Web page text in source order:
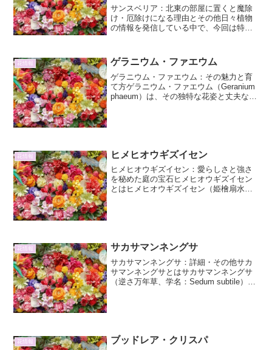
サンスベリア：北東の部屋に置くと魔除
け・厄除けになる理由とその他日々植物
の情報を発信している中で、今回は特に
魔除け・厄除けになる」という伝承の理
由について、詳細に解説い...
花情報 ゲラニウム・ファエウム
ゲラニウム・ファエウム：その魅力と育
て方ゲラニウム・ファエウム（Geranium
phaeum）は、その独特な花姿と丈夫な性
花情報 ヒメヒオウギズイセン
ヒメヒオウギズイセン：愛らしさと強さ
を秘めた庭の宝石ヒメヒオウギズイセン
とはヒメヒオウギズイセン（姫檜扇水
花情報 サカサマンネングサ
サカサマンネングサ：詳細・その他サカ
サマンネングサとはサカサマンネングサ
（逆さ万年草、学名：Sedum subtile）
花情報 ブッドレア・クリスパ